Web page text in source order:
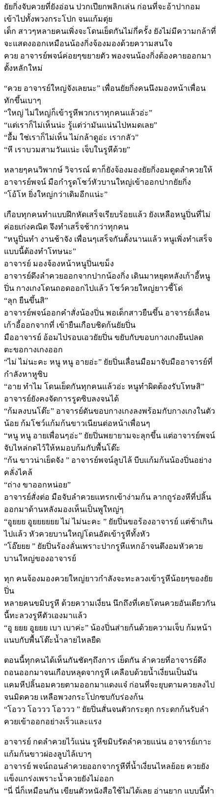
ยัยกิ่งจับควยที่ยังอ่อน ปวกเปียกพลิกเล่น ก่อนที่จะอ้าปากอม
เข้าไปทั้งพวงกระโปก จนแก้มตุ่ย
เด็ก สาวๆหลายคนเพิ่งจะโดนเย็ดกันไม่กี่ครั้ง ยังไม่มีความกล้าที่
จะแสดงออกเหมือนน้องกิ่งจ้องมองด้วยความสนใจ
ควย อาจารย์พจน์ค่อยๆขยายตัว พองจนน้องกิ่งต้องคายออกมา
ตั้งหลักใหม่
“ควย อาจารย์ใหญ่จังเลยนะ” เพื่อนยัยกิ่งคนนึงมองหน้าเพื่อน
ทักขึ้นเบาๆ
“ใหญ่ ไม่ใหญ่ก็เข้ารูหีพวกเราทุกคนแล้วอ่ะ”
“แต่เราก็ไม่เห็นน่ะ รู้แต่ว่ามันแน่นไปหมดเลย”
“อื้ม ใช่เราก็ไม่เห็น ไม่กล้าดูอ่ะ เรากลัว”
“หี เราบวมสามวันแน่ะ เจ็บในรูหีด้วย”
หลายๆคนวิพากษ์ วิจารณ์ ตาก็ยังจ้องมองยัยกิ่งอมดูดลำควยให้
อาจารย์พจน์ มือกำรูดโชว์หัวบานใหญ่เข้าออกปากยัยกิ่ง
“โอ้โห ยิ่งใหญ่กว่าเดิมอีกแน่ะ”
เกือบทุกคนทำแบบฝึกหัดเสร็จเรียบร้อยแล้ว ยังเหลือหนูปิ่นที่ไม่
ค่อยเก่งคณิต จึงทำเสร็จช้ากว่าทุกคน
“หนูปิ่นทำ งานช้าจัง เพื่อนๆเสร็จกันตั้งนานแล้ว หนูเพิ่งทำเสร็จ
แบบนี้ต้องทำโทษนะ”
อาจารย์ มองจ้องหน้าหนูปิ่นเขม็ง
อาจารย์ดึงลำควยออกจากปากน้องกิ่ง เดินมาหยุดหลังเก้าอี้หนู
ปิ่น กางเกงโดนถอดออกไปแล้ว โชว์ควยใหญ่ยาวชี้โด่
“ลุก ยืนขึ้นสิ”
อาจารย์พจน์ออกคำสั่งน้องปิ่น พอเด็กสาวยืนขึ้น อาจารย์เลื่อน
เก้าอี้ออกจากที่ เข้ายืนเกือบชิดก้นยัยปิ่น
มืออาจารย์ อ้อมไปรอบเอวยัยปิ่น ขยับกับขอบกางเกงยีนปลด
ตะขอกางเกงออก
“ไม่ ไม่นะคะ หนู หนู อายอ่ะ” ยัยปิ่นเลื่อนมือมาจับมืออาจารย์ที่
กำลังหาหูซิบ
“อาย ทำไม โดนเย็ดกันทุกคนแล้วอ่ะ หนูทำผิดต้องรับโทษสิ”
อาจารย์ยังคงจัดการรูดซิบลงจนได้
“ก้มลงบนโต๊ะ” อาจารย์ดันขอบกางเกงลงพร้อมกับกางเกงในตัว
น้อย ก้มโชว์แก้มก้นขาวเนียนต่อหน้าเพื่อนๆ
“หนู หนู อายเพื่อนๆอ่ะ” ยัยปิ่นพยายามจะลุกขึ้น แต่อาจารย์พจน์
จับไหล่กดไว้ให้หมอบก้มกับพื้นโต๊ะ
“ก้น ขาวน่าเย็ดจัง ” อาจารย์พจน์ลูบไล้ บีบแก้มก้นน้องปิ่นอย่าง
คลั่งไคล้
“ถ่าง ขาออกหน่อย”
อาจารย์สั่งต่อ มือจับลำควยแทรกเข้าง่ามก้น ลากถูร่องหีที่ปลิ้น
ออกมาด้านหลังมองเห็นเป็นพูใหญ่ๆ
“อูยยย อูยยยยยย ไม่ ไม่นะคะ ” ยัยปิ่นขอร้องอาจารย์ แต่ช้าเกิน
ไปแล้ว หัวควยบานใหญ่โดนอัดเข้ารูหีทั้งหัว
“โอ๊ยยย ” ยัยปิ่นร้องลั่นเพราะปากรูหีแหกอ้าจนตึงอมหัวควย
บานใหญ่ของอาจารย์
ทุก คนจ้องมองควยใหญ่ยาวกำลังจะทะลวงเข้ารูหีน้อยๆของยัย
ปิ่น
หลายคนขมิบรูหี ด้วยความเงี่ยน นึกถึงที่เคยโดนควยอันเดียวกัน
นี้ทะลวงรูหีตัวเองมาแล้ว
“อู ยยย อูยยย เบา เบาค่ะ” น้องปิ่นส่ายก้นด้วยความเจ็บ ก้มหน้า
แนบกับพื้นโต๊ะน้ำลายไหลยืด
ตอนนี้ทุกคนได้เห็นกันชัดๆถึงการ เย็ดกัน ลำควยที่อาจารย์ดึง
ถอนออกมาจนเกือบหลุดจากรูหี เคลือบด้วยน้ำเงี่ยนเป็นมัน
แคมหีปลิ้นอมควยตามออกมาแดงแจ๋ ก่อนที่จะยุบตามควยลงไป
จนมิดควย เหลือพวงกระโปกซบกับร่องก้น
“โอวว โอววว โอววว ” ยัยปิ่นสั่นจนตัวกระตุก กระดกก้นรับลำ
ควยเข้าออกอย่างเร็วและแรง
อาจารย์ กดลำควยไว้แน่น รูหีขมิบรัดลำควยแน่น อาจารย์เกาะ
แก้มก้นขาวผ่องลูบไล้เบาๆ
อาจารย์ พจน์ถอนลำควยออกจากรูหีที่น้ำเงี่ยนไหลย้อย ควยยัง
แข็งแกร่งเพราะน้ำควยยังไม่ออก
“นี่ นี่ก็เหมือนกัน เขียนตัวหนังสือใช้ไม่ได้เลย อ่านยาก แบบนี้ทำ